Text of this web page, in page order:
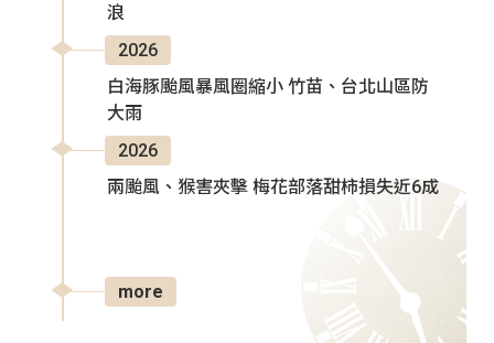
浪
2026
白海豚颱風暴風圈縮小 竹苗、台北山區防
大雨
2026
兩颱風、猴害夾擊 梅花部落甜柿損失近6成
more